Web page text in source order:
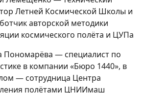
Летней Космической Школы и
авторской методики
космического полёта и ЦУПа
Пономарёва — специалист по
в компании «Бюро 1440», в
— сотрудница Центра
полётами ЦНИИмаш